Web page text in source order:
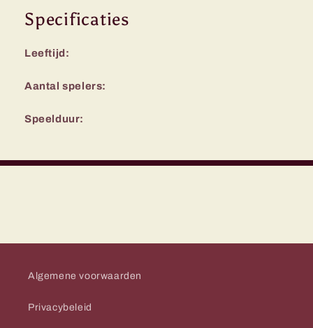
Specificaties
Leeftijd:
Aantal spelers:
Speelduur:
Algemene voorwaarden
Privacybeleid